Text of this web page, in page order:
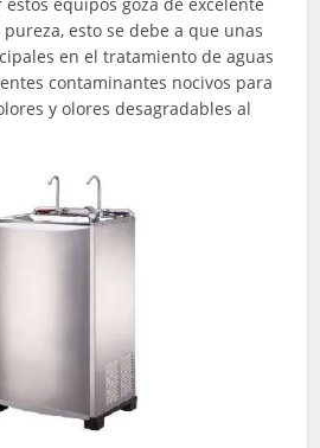
esto se debe a que unas
en el tratamiento de aguas
contaminantes nocivos para
y olores desagradables al